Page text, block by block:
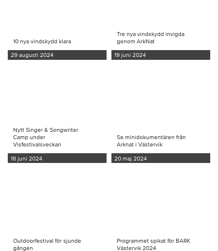
10 nya vindskydd klara
29 augusti 2024
Tre nya vindskydd invigda
genom ArkNat
19 juni 2024
Nytt Singer & Songwriter
Camp under
Visfestivalsveckan
18 juni 2024
Se minidokumentären från
Arknat i Västervik
20 maj 2024
Outdoorfestival för sjunde
gången
Programmet spikat för BARK
Västervik 2024